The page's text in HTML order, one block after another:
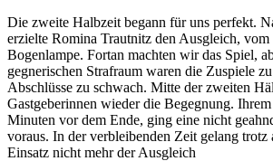
Die zweite Halbzeit begann für uns perfekt.
erzielte Romina Trautnitz den Ausgleich, vom
Bogenlampe. Fortan machten wir das Spiel,
gegnerischen Strafraum waren die Zuspiele
Abschlüsse zu schwach. Mitte der zweiten
Gastgeberinnen wieder die Begegnung.
Minuten vor dem Ende, ging eine nicht
voraus. In der verbleibenden Zeit gelang trotz
Einsatz nicht mehr der Ausgleich